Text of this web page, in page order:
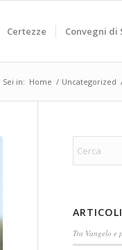
Certezze Convegni di
Sei in: Home / Uncategorized
Tra Vangelo e